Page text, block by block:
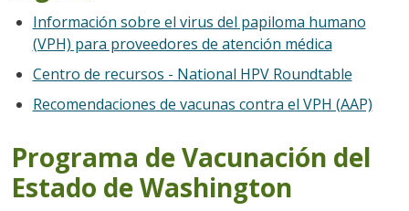
Información sobre el virus del papiloma humano
(VPH) para proveedores de atención médica
Centro de recursos - National HPV Roundtable
Recomendaciones de vacunas contra el VPH (AAP)
Programa de Vacunación del
Estado de Washington